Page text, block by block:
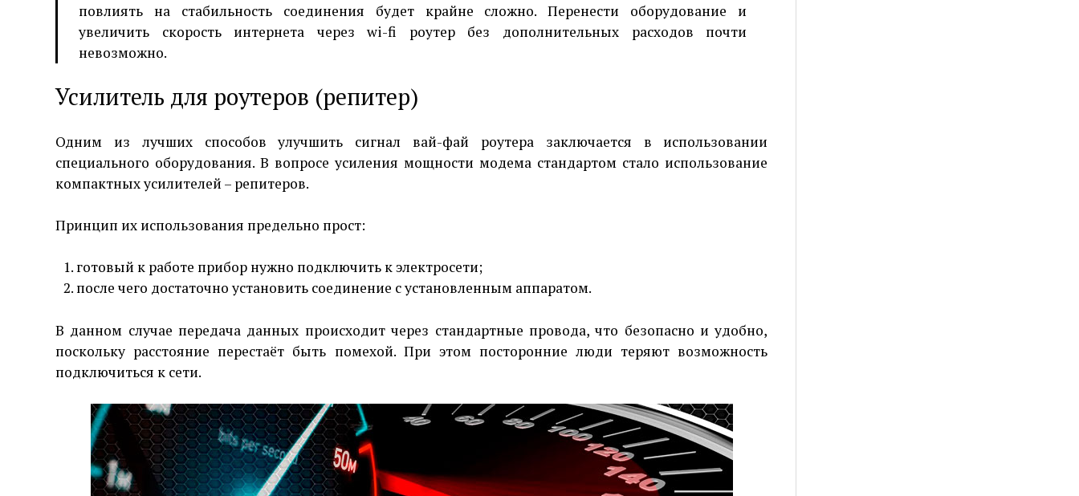
повлиять на стабильность соединения будет крайне сложно. Перенести оборудование и
увеличить скорость интернета через wi-fi роутер без дополнительных расходов почти
невозможно.
Усилитель для роутеров (репитер)
Одним из лучших способов улучшить сигнал вай-фай роутера заключается в использовании
специального оборудования. В вопросе усиления мощности модема стандартом стало использование
компактных усилителей – репитеров.
Принцип их использования предельно прост:
готовый к работе прибор нужно подключить к электросети;
после чего достаточно установить соединение с установленным аппаратом.
В данном случае передача данных происходит через стандартные провода, что безопасно и удобно,
поскольку расстояние перестаёт быть помехой. При этом посторонние люди теряют возможность
подключиться к сети.